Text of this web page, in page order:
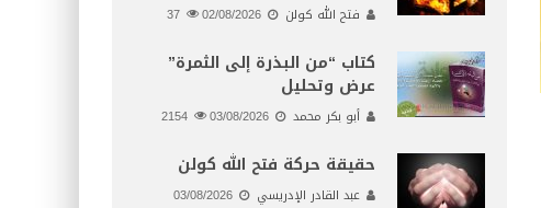
فتح الله كولن 02/08/2026
كتاب “من البذرة إلى الثمرة”
عرض وتحليل
أبو بكر محمد 03/08/2026
حقيقة حركة فتح الله كولن
عبد القادر الإدريسي
03/08/2026